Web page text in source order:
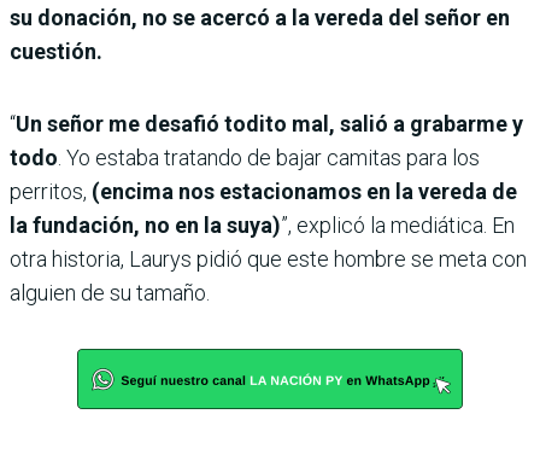
su donación, no se acercó a la vereda del señor en
cuestión.
“Un señor me desafió todito mal, salió a grabarme y
todo . Yo estaba tratando de bajar camitas para los
perritos, (encima nos estacionamos en la vereda de
la fundación, no en la suya)”, explicó la mediática. En
otra historia, Laurys pidió que este hombre se meta con
alguien de su tamaño.